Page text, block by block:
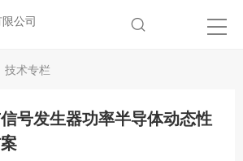
技术专栏
号发生器功率半导体动态性